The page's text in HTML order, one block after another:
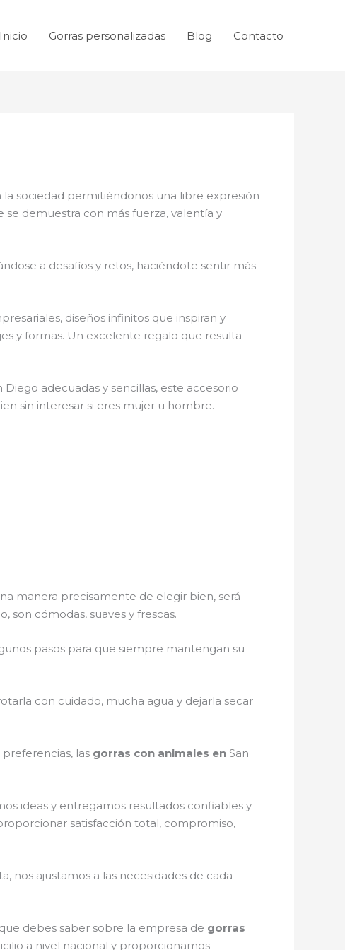
Inicio Gorras personalizadas Blog Contacto
sociedad permitiéndonos una libre expresión
demuestra con más fuerza, valentía y
a desafíos y retos, haciéndote sentir más
diseños infinitos que inspiran y
y formas. Un excelente regalo que resulta
Diego adecuadas y sencillas, este accesorio
sin interesar si eres mujer u hombre.
manera precisamente de elegir bien, será
son cómodas, suaves y frescas.
pasos para que siempre mantengan su
con cuidado, mucha agua y dejarla secar
las gorras con animales en San
ideas y entregamos resultados confiables y
satisfacción total, compromiso,
nos ajustamos a las necesidades de cada
debes saber sobre la empresa de gorras
a nivel nacional y proporcionamos